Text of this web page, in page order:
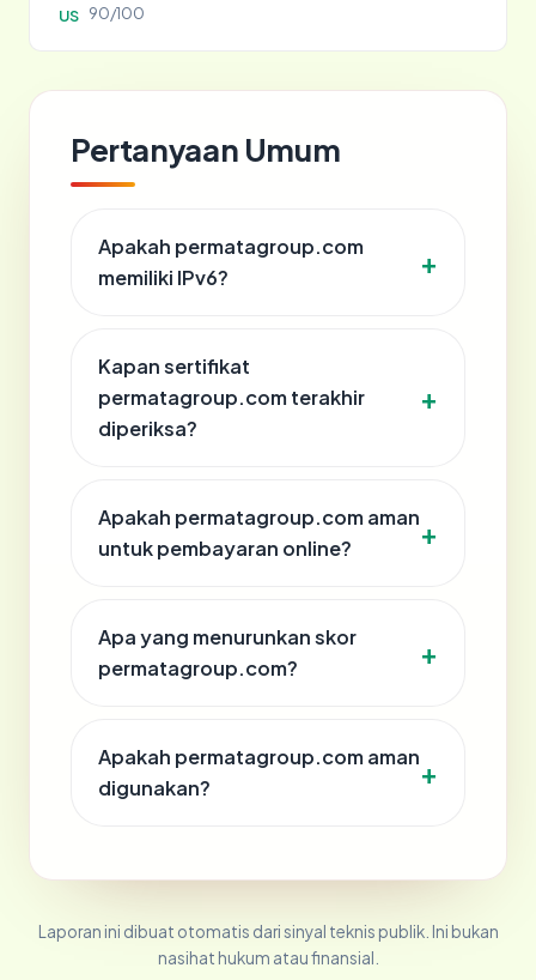
US 90/100
Pertanyaan Umum
Apakah permatagroup.com
memiliki IPv6?
Kapan sertifikat
permatagroup.com terakhir
diperiksa?
Apakah permatagroup.com aman
untuk pembayaran online?
Apa yang menurunkan skor
permatagroup.com?
Apakah permatagroup.com aman
digunakan?
Laporan ini dibuat otomatis dari sinyal teknis publik. Ini bukan
nasihat hukum atau finansial.